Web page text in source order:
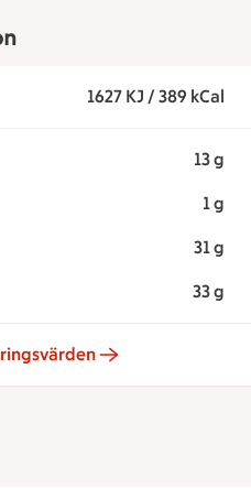
1627 KJ / 389 kCal
13 g
1 g
31 g
33 g